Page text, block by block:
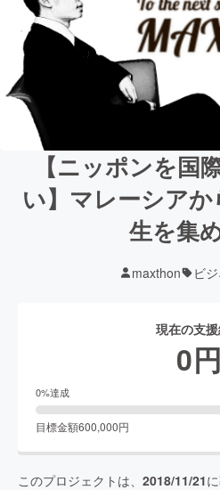
【ニッポンを国
い】マレーシア
生を集
maxthon ビ
現在の支
0円
0%達成
目標金額600,000円
このプロジェクトは、 2018/11/21